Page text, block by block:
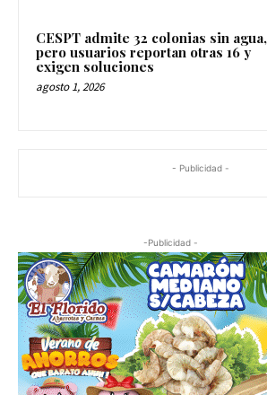
CESPT admite 32 colonias sin agua,
pero usuarios reportan otras 16 y
exigen soluciones
agosto 1, 2026
- Publicidad -
-Publicidad -